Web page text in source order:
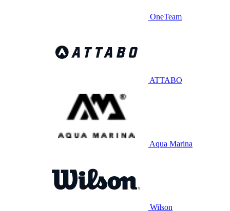
OneTeam
ATTABO
Aqua Marina
Wilson